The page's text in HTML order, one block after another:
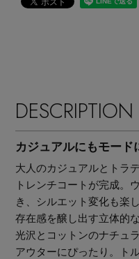
PERSONAL COLOR
DESCRIPTION
カジュアルにもモード
大人のカジュアルとトラ
トレンチコートが完成。
き、シルエット変化も楽
存在感を醸し出す立体的
光沢とコットンのナチュ
アウターにぴったり。ト